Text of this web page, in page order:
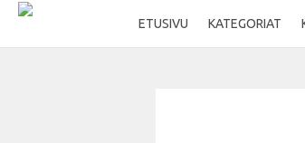
ETUSIVU KATEGORIAT